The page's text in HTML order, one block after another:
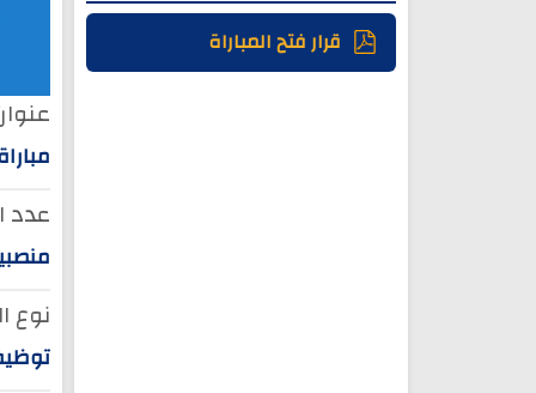
قرار فتح المباراة
عدد
نوع